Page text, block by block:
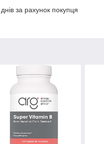
за рахунок покупця